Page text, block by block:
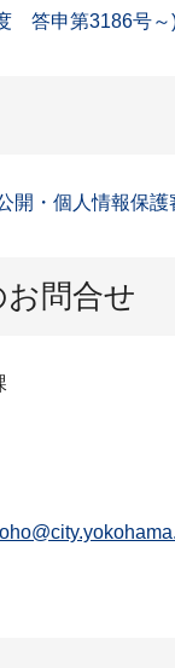
答申第3186号～
開・個人情報保
問合せ